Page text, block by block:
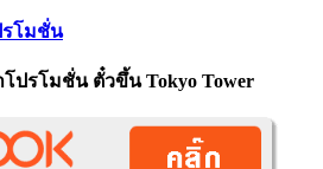
รโมชั่น
โปรโมชั่น ตั๋วขึ้น Tokyo Tower